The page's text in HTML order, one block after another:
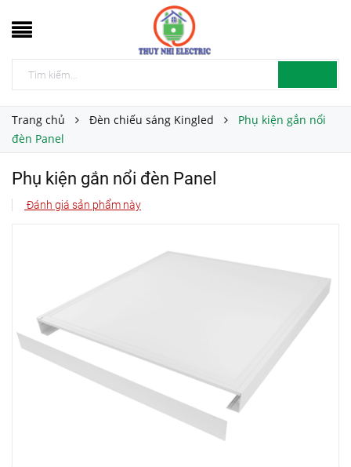
Trang chủ Đèn chiếu sáng Kingled
Phụ kiện gắn nổi
đèn Panel
Phụ kiện gắn nổi đèn Panel
Đánh giá sản phẩm này